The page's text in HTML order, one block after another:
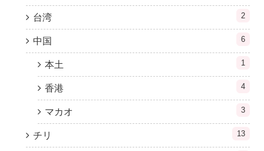
台湾 2
中国 6
本土 1
香港 4
マカオ 3
チリ 13